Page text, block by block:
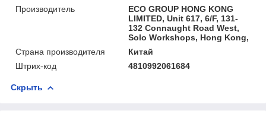
Производитель
ECO GROUP HONG KONG
LIMITED, Unit 617, 6/F, 131-
132 Connaught Road West,
Solo Workshops, Hong Kong,
Страна производителя
Китай
Штрих-код
4810992061684
Скрыть